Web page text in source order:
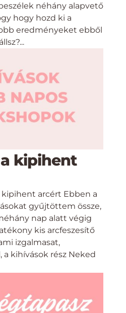
néhány alapvető
hogy hozd ki a
eredményeket ebből
kipihent
kipihent arcért Ebben a
gyűjtöttem össze,
nap alatt végig
kis arcfeszesítő
izgalmasat,
kihívások rész Neked